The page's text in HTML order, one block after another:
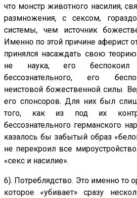
что монстр животного насилия,
размножения, с сексом,
системы, чем источник
Именно по этой причине аферист
принялся насаждать свою
не наука, его беспокоил
бессознательного, его
неистовой божественной силы.
его спонсоров. Для них был
того, как из под их
бессознательного германского
казалось бы забытый образ
не перекроил все
«секс и насилие».
6). Потреблядство. Это именно то
которое «убивает» сразу